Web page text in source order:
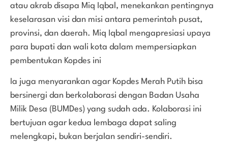
atau akrab disapa Miq Iqbal, menekankan pentingnya
keselarasan visi dan misi antara pemerintah pusat,
provinsi, dan daerah. Miq Iqbal mengapresiasi upaya
para bupati dan wali kota dalam mempersiapkan
pembentukan Kopdes ini
Ia juga menyarankan agar Kopdes Merah Putih bisa
bersinergi dan berkolaborasi dengan Badan Usaha
Milik Desa (BUMDes) yang sudah ada. Kolaborasi ini
bertujuan agar kedua lembaga dapat saling
melengkapi, bukan berjalan sendiri-sendiri.